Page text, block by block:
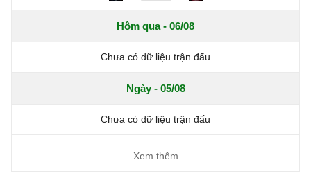
Hôm qua - 06/08
Chưa có dữ liệu trận đấu
Ngày - 05/08
Chưa có dữ liệu trận đấu
Xem thêm